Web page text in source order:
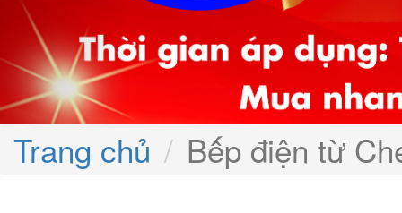
Trang chủ
Bếp điện từ